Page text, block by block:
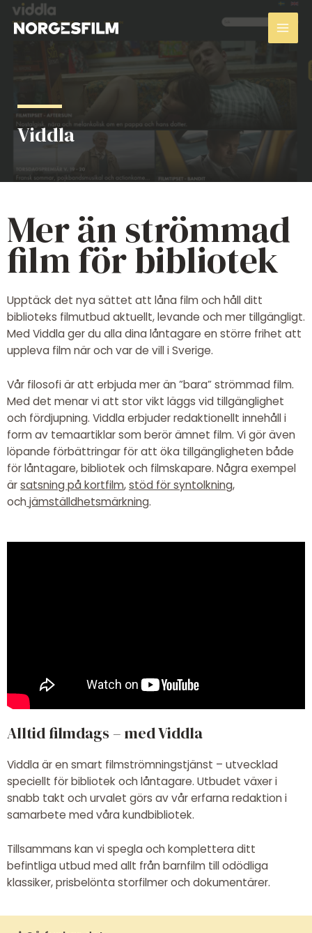
Hopp
rett
Viddla
Mer än strömmad
film för bibliotek
Upptäck det nya sättet att låna film och håll ditt
biblioteks filmutbud aktuellt, levande och mer tillgängligt.
Med Viddla ger du alla dina låntagare en större frihet att
uppleva film när och var de vill i Sverige.
Vår filosofi är att erbjuda mer än ”bara” strömmad film.
Med det menar vi att stor vikt läggs vid tillgänglighet
och fördjupning. Viddla erbjuder redaktionellt innehåll i
form av temaartiklar som berör ämnet film. Vi gör även
löpande förbättringar för att öka tillgängligheten både
för låntagare, bibliotek och filmskapare. Några exempel
ärsatsning på kortfilm,stöd för syntolkning,
ochjämställdhetsmärkning.
Alltid filmdags – med Viddla
Viddla är en smart filmströmningstjänst – utvecklad
speciellt för bibliotek och låntagare. Utbudet växer i
snabb takt och urvalet görs av vår erfarna redaktion i
samarbete med våra kundbibliotek.
Tillsammans kan vi spegla och komplettera ditt
befintliga utbud med allt från barnfilm till odödliga
klassiker, prisbelönta storfilmer och dokumentärer.